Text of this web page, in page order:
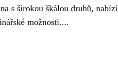
s širokou škálou druhů, nabízí
možnosti....